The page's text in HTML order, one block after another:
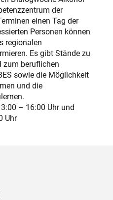
der
einen Tag der
Personen können
regionalen
Es gibt Stände zu
zum beruflichen
sowie die Möglichkeit
und die
– 16:00 Uhr und
Uhr